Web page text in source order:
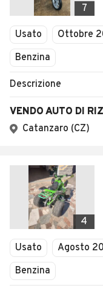
7
Usato Ottobre
Benzina
Descrizione
VENDO AUTO DI
Catanzaro (CZ)
4
Usato Agosto
Benzina